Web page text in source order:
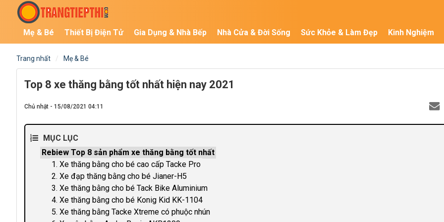
Mẹ & Bé Thiết Bị Điện Tử Gia Dụng & Nhà Bếp Nhà Cửa & Đời Sống Sức Khỏe & Làm Đẹp Kinh Nghiệm
Trang nhất Mẹ & Bé
Top 8 xe thăng bằng tốt nhất hiện nay 2021
Chủ nhật - 15/08/2021 04:11
MỤC LỤC
Rebiew Top 8 sản phẩm xe thăng bằng tốt nhất
1. Xe thăng bằng cho bé cao cấp Tacke Pro
2. Xe đạp thăng bằng cho bé Jianer-H5
3. Xe thăng bằng cho bé Tack Bike Aluminium
4. Xe thăng bằng cho bé Konig Kid KK-1104
5. Xe thăng bằng Tacke Xtreme có phuộc nhún